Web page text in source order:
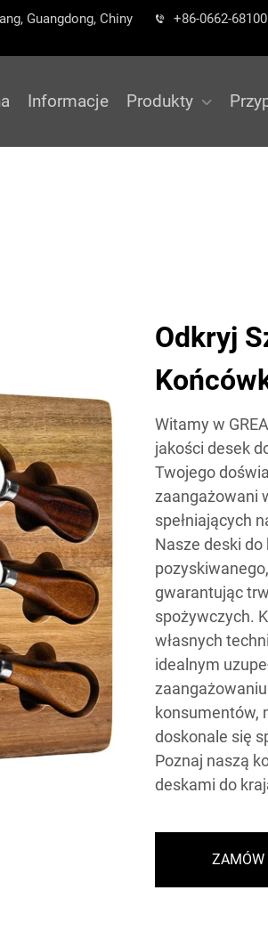
Guangdong, Chiny
+86-0662-
Informacje Produkty
Odkryj
Witamy w
jakości desek
Twojego
zaangażowani
spełniających
Nasze deski
gwarantując
spożywczych.
własnych
idealnym
konsumentów,
doskonale się
Poznaj naszą
deskami do
ZAMÓW